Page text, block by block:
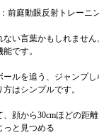
前庭動眼反射トレーニ
ない言葉かもしれませ
です。
ールを追う、ジャンプ
はシンプルです。
、顔から30cmほどの距
っと見つめる